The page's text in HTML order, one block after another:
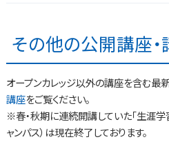
その他の公開講座
オープンカレッジ以外の講座を含む最
講座をご覧ください。
※春・秋期に連続開講していた「生涯学
ャンパス）は現在終了しております。